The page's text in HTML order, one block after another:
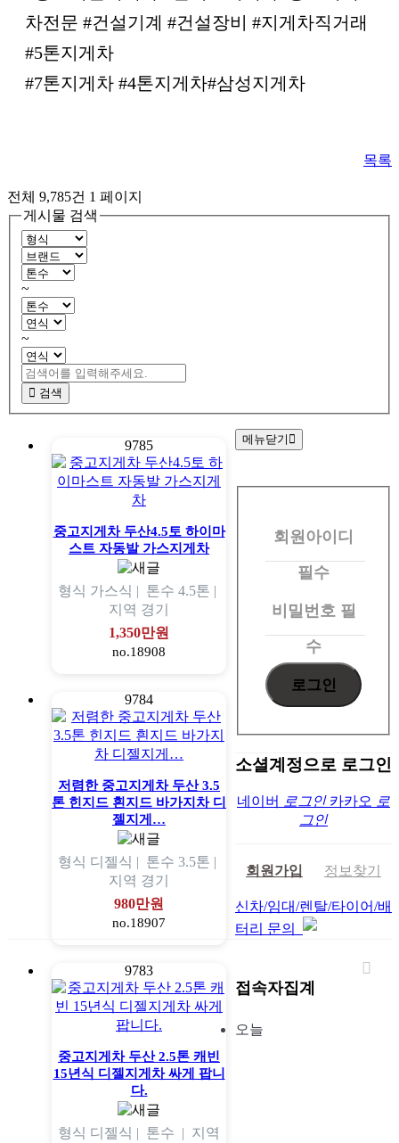
차전문 #건설기계 #건설장비 #지게차직거래
#5톤지게차
#7톤지게차 #4톤지게차#삼성지게차
목록
전체 9,785건 1 페이지
게시물 검색
~
~
검색
9785
중고지게차 두산4.5토 하이마
스트 자동발 가스지게차
형식 가스식 | 톤수 4.5톤 |
지역 경기
1,350만원
no.18908
9784
저렴한 중고지게차 두산 3.5
톤 힌지드 흰지드 바가지차 디
젤지게…
형식 디젤식 | 톤수 3.5톤 |
지역 경기
980만원
no.18907
9783
중고지게차 두산 2.5톤 캐빈
15년식 디젤지게차 싸게 팝니
다.
형식 디젤식 | 톤수 | 지역
메뉴닫기
회
회원아이디
필수
비밀번호 필
수
소셜계정으로 로그인
네이버 로그인 카카오 로
그인
회원가입 정보찾기
신차/임대/렌탈/타이어/배
터리 문의
접속자집계
오늘